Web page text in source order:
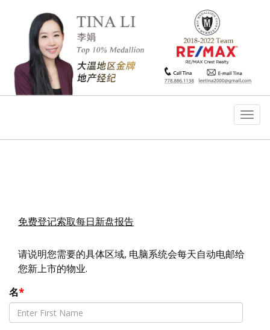
菜
免费登记索取每日新盘报告
请说明您需要的具体区域, 电脑系统会每天自动电邮给
您新上市的物业.
名*